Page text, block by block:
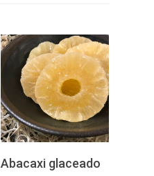
ADICIONAR
Abacaxi glaceado